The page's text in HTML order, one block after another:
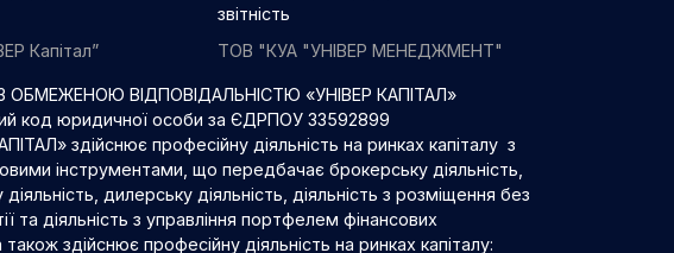
Капітал”
звітність
ТОВ "КУА "УНІВЕР МЕНЕДЖМЕНТ"
ОБМЕЖЕНОЮ ВІДПОВІДАЛЬНІСТЮ «УНІВЕР КАПІТАЛ»
код юридичної особи за ЄДРПОУ 33592899
здійснює професійну діяльність на ринках капіталу з
інструментами, що передбачає брокерську діяльність,
дилерську діяльність, діяльність з розміщення без
та діяльність з управління портфелем фінансових
також здійснює професійну діяльність на ринках капіталу: